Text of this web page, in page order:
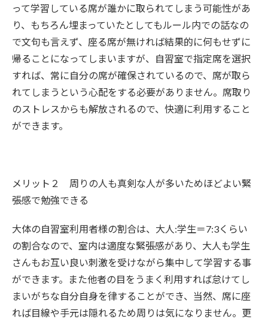
って学習している席が誰かに取られてしまう可能性があ
り、もちろん埋まっていたとしてもルール内での話なの
で文句も言えず、座る席が無ければ結果的に何もせずに
帰ることになってしまいますが、自習室で指定席を選択
すれば、常に自分の席が確保されているので、席が取ら
れてしまうという心配をする必要がありません。席取り
のストレスからも解放されるので、快適に利用すること
ができます。
メリット２ 周りの人も真剣な人が多いためほどよい緊
張感で勉強できる
大体の自習室利用者様の割合は、大人:学生＝7:3くらい
の割合なので、室内は適度な緊張感があり、大人も学生
さんもお互い良い刺激を受けながら集中して学習する事
ができます。また他者の目をうまく利用すれば怠けてし
まいがちな自分自身を律することができ、当然、席に座
れば目線や手元は隠れるため周りは気になりません。更